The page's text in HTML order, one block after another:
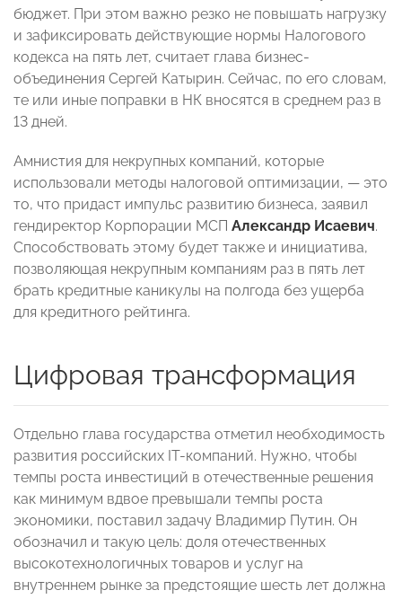
бюджет. При этом важно резко не повышать нагрузку
и зафиксировать действующие нормы Налогового
кодекса на пять лет, считает глава бизнес-
объединения Сергей Катырин. Сейчас, по его словам,
те или иные поправки в НК вносятся в среднем раз в
13 дней.
Амнистия для некрупных компаний, которые
использовали методы налоговой оптимизации, — это
то, что придаст импульс развитию бизнеса, заявил
гендиректор Корпорации МСП Александр Исаевич.
Способствовать этому будет также и инициатива,
позволяющая некрупным компаниям раз в пять лет
брать кредитные каникулы на полгода без ущерба
для кредитного рейтинга.
Цифровая трансформация
Отдельно глава государства отметил необходимость
развития российских IT-компаний. Нужно, чтобы
темпы роста инвестиций в отечественные решения
как минимум вдвое превышали темпы роста
экономики, поставил задачу Владимир Путин. Он
обозначил и такую цель: доля отечественных
высокотехнологичных товаров и услуг на
внутреннем рынке за предстоящие шесть лет должна